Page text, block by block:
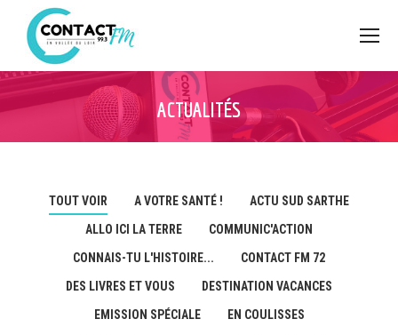
ACTUALITÉS
TOUT VOIR A VOTRE SANTÉ !
ACTU SUD SARTHE
ALLO ICI LA TERRE
COMMUNIC'ACTION
CONNAIS-TU L'HISTOIRE...
CONTACT FM 72
DES LIVRES ET VOUS
DESTINATION VACANCES
EMISSION SPÉCIALE
EN COULISSES